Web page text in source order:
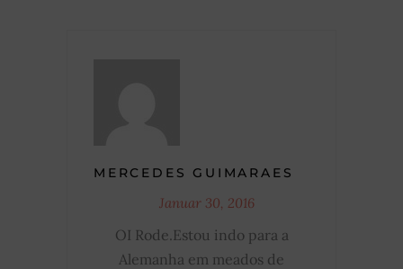
MERCEDES GUIMARAES
Januar 30, 2016
OI Rode.Estou indo para a
Alemanha em meados de